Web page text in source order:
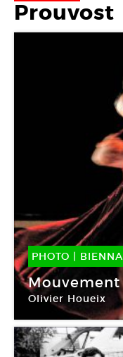
Prouvost
PHOTO |
31 Mai -02
Olivier Houeix